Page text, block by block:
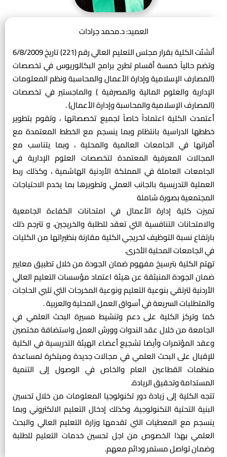
العميد: د.محمد جرادات
أنشئت الكلية بقرار مجلس التعليم العالي رقم (221) تاريخ 6/8/2009
وتضم حالياً خمسة أقسام تطرح برامج البكالوريوس في تخصصات
(المصارف الإسلامية وإدارة الأعمال والمحاسبة ونظم المعلومات
الإدارية والعلوم المالية والمصرفية ) والماجستير في تخصصات
(المصارف الإسلامية والمحاسبة وإدارة الأعمال) .
أعتمدت الكلية اعتماداً خاصاً لجميع تخصصاتها ، وتقوم بتطوير
خططها الدراسية بانتظام وبما ينسجم مع الخطط المعتمدة مع
أقرانها في الجامعات العالمية والمحلية ، وبما يتناسب مع
المجالات المعرفية المعتمدة لتخصصات العلوم الإدارية في
الجامعات العاملة في المملكة الأردنية الهاشمية ، وكذلك ربط
العملية التدريسية بالجانب العملي وتطويرها بما يخدم الاحتياجات
المجتمعية بصورة شاملة
تميزت كلية إدارة الأعمال في امتحانات الكفاءة الجامعية
والامتحانات التنافسية التي تعقد للطلبة والخريجين، و تترجم ذلك
بارتفاع نسبة التوظيف لخريجي الكلية مقارنة بنظيراتها من الكليات
في الجامعات المحلية الأخرى.
تهتم الكلية بترسيخ مفهوم ضمان الجودة من خلال تطبيق معايير
ضمان الجودة المنبثقة عن هيئة اعتماد مؤسسات التعليم العالي
الأردنية لترتقي بنوعية التعليم ونوعية المخرجات التي تلبي الحاجات
والمتطلبات السريعة في أسواق العمل المحلية والعربية .
كما وتركز الكلية على دعم وتنشيط مسيرة البحث العلمي في
الجامعة من خلال عقد الندوات وورش العمل واستضافة مختصين
وعقد المؤتمرات وأيضا تشجيع أعضاء الهيئة التدريسية في الكلية
للإقبال على البحث العلمي في مجالات جديدة ومبتكرة لمساعدة
منظمات القطاعين العام والخاص في الوصول إلى التنمية
المستدامة وتحقيق الريادة.
تتجه الكلية إلى زيادة دور تكنولوجيا المعلومات من خلال تحسين
البنية التحتية التكنولوجية، وكذلك إدخال التعليم الالكتروني وبما
ينسجم مع المعطيات التي تقدمها وزارة التعليم العالي والبحث
العلمي بهذا الخصوص من اجل تحسين خدمات التعليم للطلبة
وضمان تواصل مستمر ودائم معهم.